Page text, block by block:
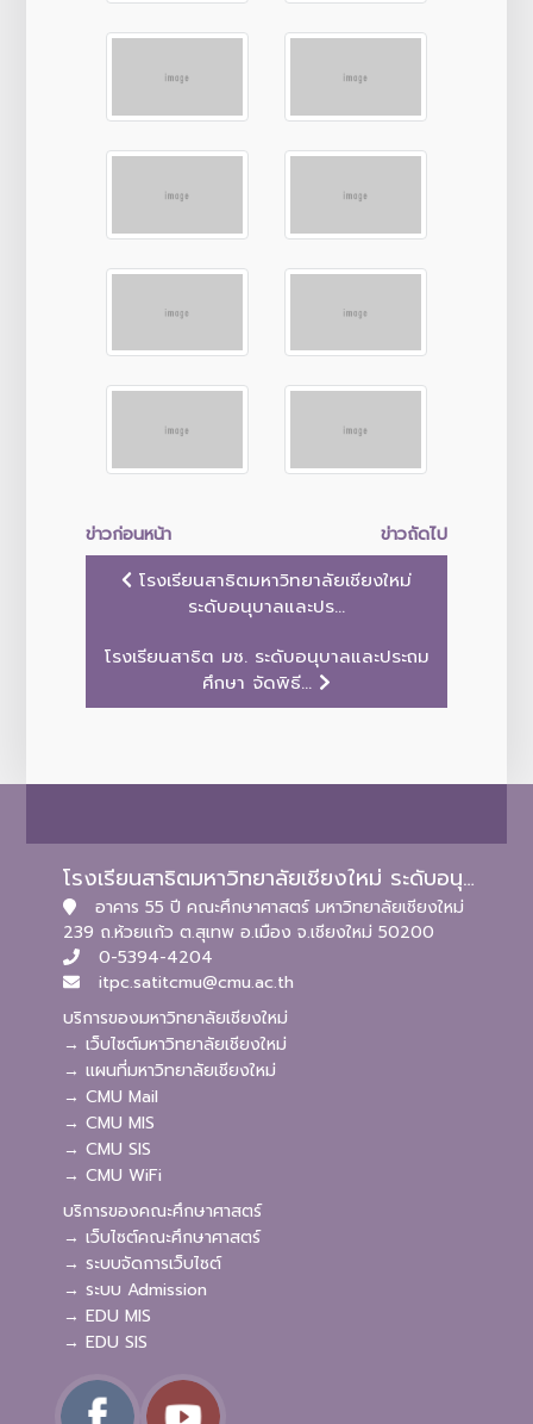
ข่าวก่อนหน้า
ข่าวถัดไป
โรงเรียนสาธิตมหาวิทยาลัยเชียงใหม่
ระดับอนุบาลและปร...
โรงเรียนสาธิต มช. ระดับอนุบาลและประถม
ศึกษา จัดพิธี...
โรงเรียนสาธิตมหาวิทยาลัยเชียงใหม่ ระดับอนุบาลและประถมศึกษา
อาคาร 55 ปี คณะศึกษาศาสตร์ มหาวิทยาลัยเชียงใหม่
239 ถ.ห้วยแก้ว ต.สุเทพ อ.เมือง จ.เชียงใหม่ 50200
0-5394-4204
itpc.satitcmu@cmu.ac.th
บริการของมหาวิทยาลัยเชียงใหม่
→ เว็บไซต์มหาวิทยาลัยเชียงใหม่
→ แผนที่มหาวิทยาลัยเชียงใหม่
→ CMU Mail
→ CMU MIS
→ CMU SIS
→ CMU WiFi
บริการของคณะศึกษาศาสตร์
→ เว็บไซต์คณะศึกษาศาสตร์
→ ระบบจัดการเว็บไซต์
→ ระบบ Admission
→ EDU MIS
→ EDU SIS